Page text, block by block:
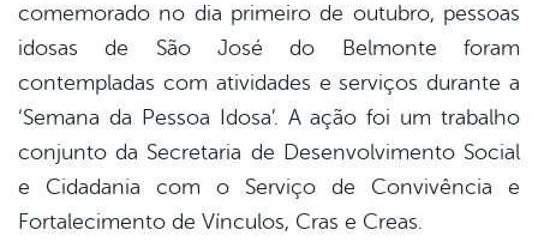
comemorado no dia primeiro de outubro, pessoas
idosas de São José do Belmonte foram
contempladas com atividades e serviços durante a
‘Semana da Pessoa Idosa’. A ação foi um trabalho
conjunto da Secretaria de Desenvolvimento Social
e Cidadania com o Serviço de Convivência e
Fortalecimento de Vínculos, Cras e Creas.